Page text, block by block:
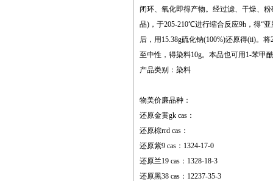
闭环、氧化即得产物。经过滤、干燥、
品)，于205-210℃进行缩合反应9h，得“亚
后，用15.38g硫化钠(100%)还原得(ii)。
至中性，得染料10g。本品也可用1-苯甲
产品类别：染料
物美价廉品种：
还原金黄gk cas：
还原棕rrd cas：
还原紫9 cas：1324-17-0
还原兰19 cas：1328-18-3
还原黑38 cas：12237-35-3